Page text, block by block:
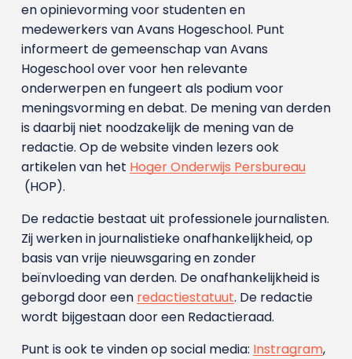
en opinievorming voor studenten en
medewerkers van Avans Hoge­school. Punt
informeert de gemeenschap van Avans
Hogeschool over voor hen relevante
onderwerpen en fungeert als podium voor
meningsvorming en debat. De mening van derden
is daarbij niet noodzakelijk de mening van de
redactie. Op de website vinden lezers ook
artikelen van het Hoger Onderwijs Persbureau
(HOP).
De redactie bestaat uit professionele journalisten.
Zij werken in journalistieke onafhankelijkheid, op
basis van vrije nieuwsgaring en zonder
beïnvloeding van derden. De onafhankelijkheid is
geborgd door een redactiestatuut. De redactie
wordt bijgestaan door een Redactieraad.
Punt is ook te vinden op social media: Instragram,